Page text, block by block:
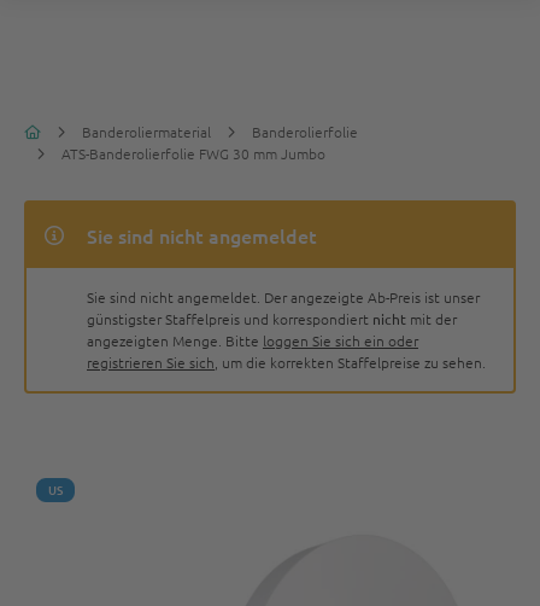
Banderoliermaterial
Banderolierfolie
ATS-Banderolierfolie FWG 30 mm Jumbo
Sie sind nicht angemeldet
Sie sind nicht angemeldet. Der angezeigte Ab-Preis ist unser
günstigster Staffelpreis und korrespondiert nicht mit der
angezeigten Menge. Bitte loggen Sie sich ein oder
registrieren Sie sich , um die korrekten Staffelpreise zu sehen.
US